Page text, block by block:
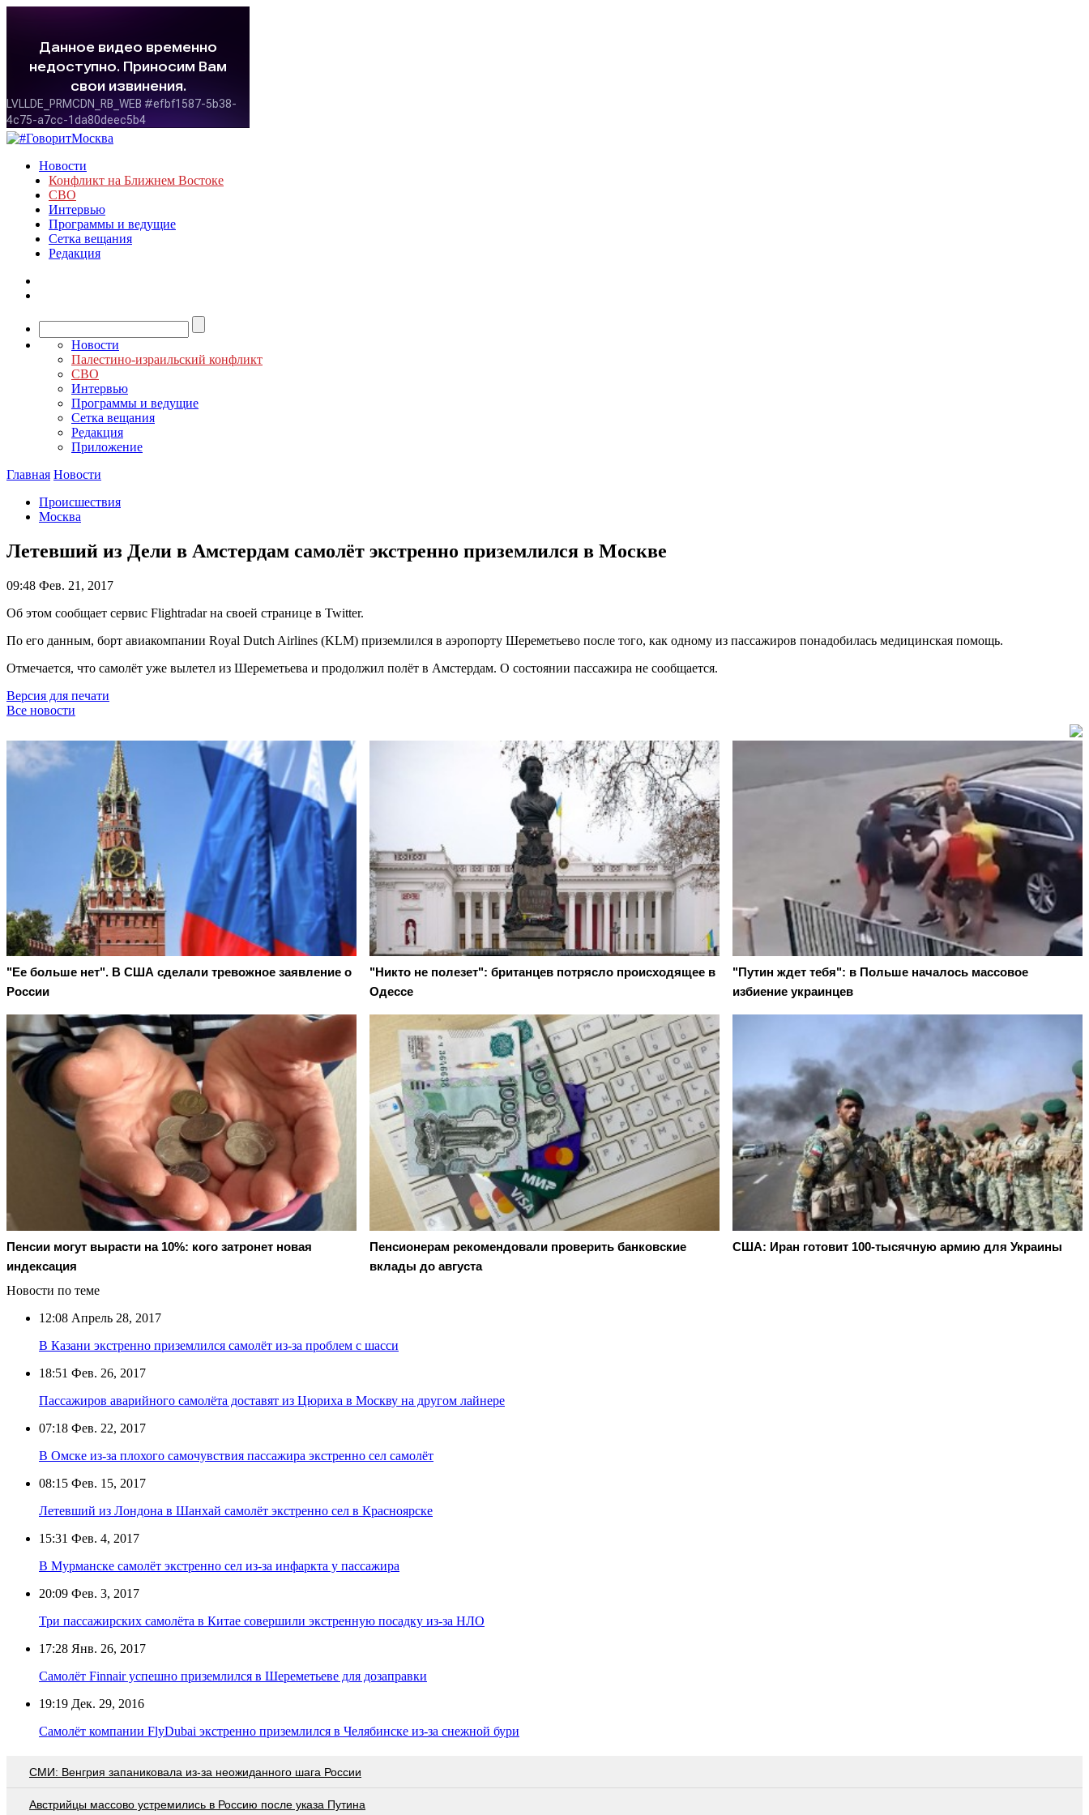
Новости
Конфликт на Ближнем Востоке
СВО
Интервью
Программы и ведущие
Сетка вещания
Редакция
Новости
Палестино-израильский конфликт
СВО
Интервью
Программы и ведущие
Сетка вещания
Редакция
Приложение
Главная Новости
Происшествия
Москва
Летевший из Дели в Амстердам самолёт экстренно приземлился в Москве
09:48 Фев. 21, 2017
Об этом сообщает сервис Flightradar на своей странице в Twitter.
По его данным, борт авиакомпании Royal Dutch Airlines (KLM) приземлился в аэропорту Шереметьево после того, как одному из пассажиров понадобилась медицинская помощь.
Отмечается, что самолёт уже вылетел из Шереметьева и продолжил полёт в Амстердам. О состоянии пассажира не сообщается.
Версия для печати
Все новости
"Ее больше нет". В США сделали тревожное заявление о
России
"Никто не полезет": британцев потрясло происходящее в
Одессе
"Путин ждет тебя": в Польше началось массовое
избиение украинцев
Пенсии могут вырасти на 10%: кого затронет новая
индексация
Пенсионерам рекомендовали проверить банковские
вклады до августа
США: Иран готовит 100-тысячную армию для Украины
Новости по теме
12:08 Апрель 28, 2017
В Казани экстренно приземлился самолёт из-за проблем с шасси
18:51 Фев. 26, 2017
Пассажиров аварийного самолёта доставят из Цюриха в Москву на другом лайнере
07:18 Фев. 22, 2017
В Омске из-за плохого самочувствия пассажира экстренно сел самолёт
08:15 Фев. 15, 2017
Летевший из Лондона в Шанхай самолёт экстренно сел в Красноярске
15:31 Фев. 4, 2017
В Мурманске самолёт экстренно сел из-за инфаркта у пассажира
20:09 Фев. 3, 2017
Три пассажирских самолёта в Китае совершили экстренную посадку из-за НЛО
17:28 Янв. 26, 2017
Самолёт Finnair успешно приземлился в Шереметьеве для дозаправки
19:19 Дек. 29, 2016
Самолёт компании FlyDubai экстренно приземлился в Челябинске из-за снежной бури
СМИ: Венгрия запаниковала из-за неожиданного шага России
Австрийцы массово устремились в Россию после указа Путина